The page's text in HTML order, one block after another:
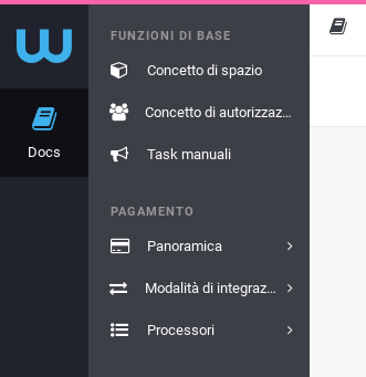
Docs
FUNZIONI DI BASE
Concetto di spazio
Concetto di autorizzazione
Task manuali
PAGAMENTO
Panoramica
Modalità di integrazione
Processori